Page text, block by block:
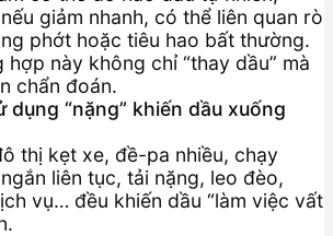
giảm nhanh, có thể liên quan rò
phớt hoặc tiêu hao bất thường.
hợp này không chỉ “thay dầu” mà
chẩn đoán.
dụng “nặng” khiến dầu xuống
thị kẹt xe, đề-pa nhiều, chạy
liên tục, tải nặng, leo đèo,
vụ… đều khiến dầu “làm việc vất